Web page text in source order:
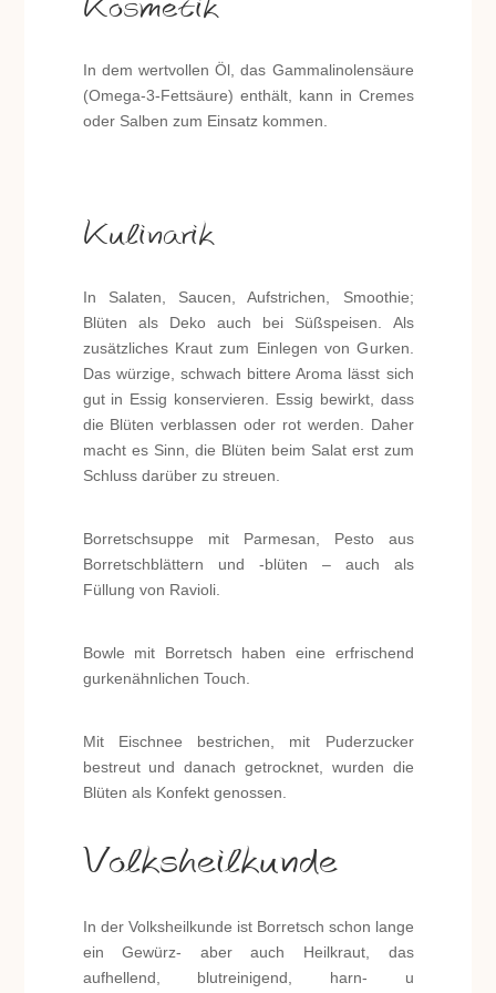
In dem wertvollen Öl, das Gammalinolensäure
(Omega-3-Fettsäure) enthält, kann in Cremes
oder Salben zum Einsatz kommen.
Kulinarik
In Salaten, Saucen, Aufstrichen, Smoothie;
Blüten als Deko auch bei Süßspeisen. Als
zusätzliches Kraut zum Einlegen von Gurken.
Das würzige, schwach bittere Aroma lässt sich
gut in Essig konservieren. Essig bewirkt, dass
die Blüten verblassen oder rot werden. Daher
macht es Sinn, die Blüten beim Salat erst zum
Schluss darüber zu streuen.
Borretschsuppe mit Parmesan, Pesto aus
Borretschblättern und -blüten – auch als
Füllung von Ravioli.
Bowle mit Borretsch haben eine erfrischend
gurkenähnlichen Touch.
Mit Eischnee bestrichen, mit Puderzucker
bestreut und danach getrocknet, wurden die
Blüten als Konfekt genossen.
Volksheilkunde
In der Volksheilkunde ist Borretsch schon lange
ein Gewürz- aber auch Heilkraut, das
aufhellend, blutreinigend, harn- u